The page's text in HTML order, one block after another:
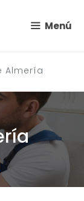
Menú
Almería